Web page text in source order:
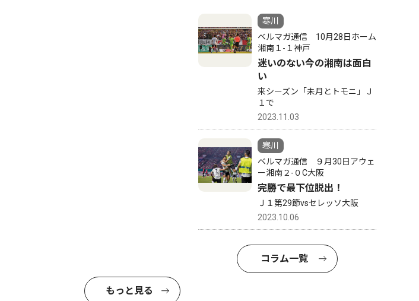
もっと見る
寒川
ベルマガ通信 10月28日ホーム
湘南１-１神戸
迷いのない今の湘南は面白
い
来シーズン「未月とトモニ」Ｊ
１で
2023.11.03
寒川
ベルマガ通信 ９月30日アウェ
ー湘南２-０C大阪
完勝で最下位脱出！
Ｊ１第29節vsセレッソ大阪
2023.10.06
コラム一覧